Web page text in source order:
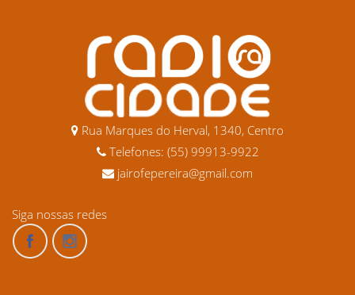
Rua Marques do Herval, 1340, Centro
Telefones: (55) 99913-9922
jairofepereira@gmail.com
Siga nossas redes